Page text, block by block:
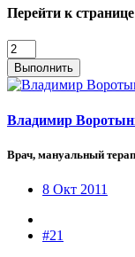
Перейти к странице
Выполнить
Владимир
Врач, мануальный
8 Окт 2011
#21